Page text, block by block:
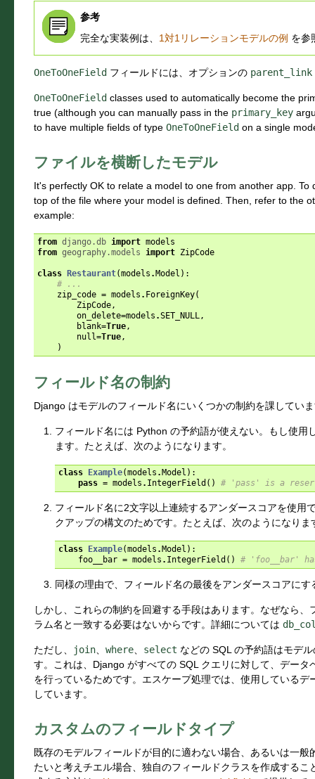
参考
完全な実装例は、 1対1リレーションモデルの例 を参
OneToOneField フィールドには、オプションの parent_link
OneToOneField classes used to automatically become the
true (although you can manually pass in the primary_key
to have multiple fields of type OneToOneField on a single
ファイルを横断したモデル
It's perfectly OK to relate a model to one from another app.
top of the file where your model is defined. Then, refer to the
example:
from django.db import models
from geography.models import ZipCode
class Restaurant(models . Model ):
# ...
zip_code = models . ForeignKey(
ZipCode,
on_delete=models .SET_NULL,
blank=True,
null=True,
)
フィールド名の制約
Django はモデルのフィールド名にいくつかの制約を課してい
フィールド名には Python の予約語が使えない。もし使用
ます。たとえば、次のようになります。
class Example(models . Model ):
pass = models . IntegerField () # 'pass' is a
フィールド名に2文字以上連続するアンダースコアを使用
クアップの構文のためです。たとえば、次のようになりま
class Example(models . Model ):
foo__bar = models . IntegerField () # 'foo__bar'
同様の理由で、フィールド名の最後をアンダースコアにす
しかし、これらの制約を回避する手段はあります。なぜなら
ラム名と一致する必要はないからです。詳細については
ただし、 join、 where、 select などの SQL の予約語はモデ
す。これは、Django がすべての SQL クエリに対して、デー
を行っているためです。エスケープ処理では、使用している
しています。
カスタムのフィールドタイプ
既存のモデルフィールドが目的に適わない場合、あるいは一
たいと考えチエル場合、独自のフィールドクラスを作成する